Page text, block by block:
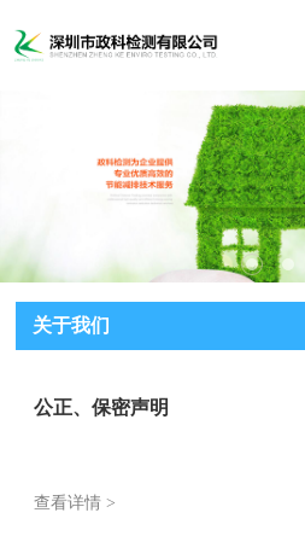
关于我们
公正、保密声明
查看详情 >